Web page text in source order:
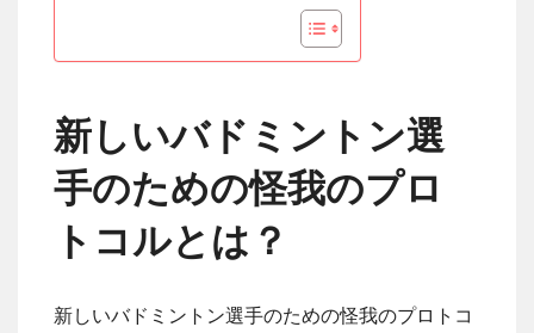
新しいバドミントン選
手のための怪我のプロ
トコルとは？
新しいバドミントン選手のための怪我のプロトコ